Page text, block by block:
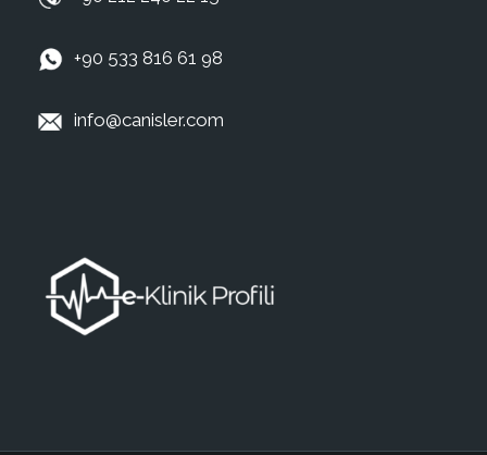
+90 533 816 61 98
info@canisler.com